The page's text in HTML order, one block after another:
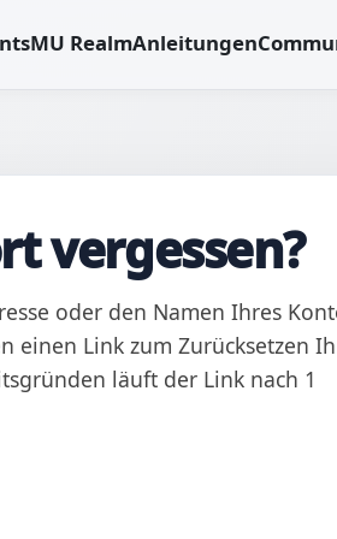
MU RealmAnleitungen
vergessen?
oder den Namen Ihres
einen Link zum Zurücksetzen
läuft der Link nach 1